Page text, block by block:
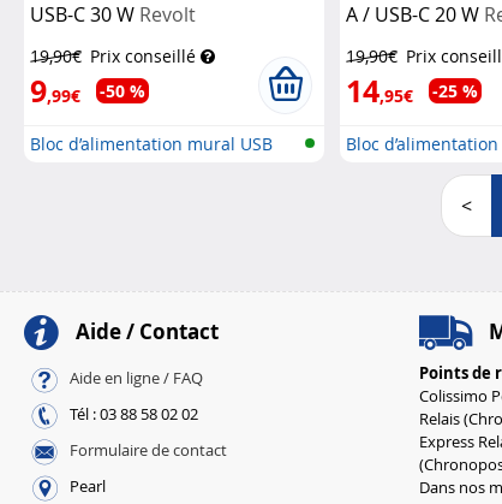
USB-C 30 W Revolt
19,90€ Prix conseillé
9,99€ -50 %
Bloc d’alimentation mural USB
A / USB-C 20 W
19,90€ Prix
14,95€ -25 %
Bloc
<
Aide / Contact
Aide en ligne / FAQ
Tél : 03 88 58 02 02
Formulaire de contact
Pearl
Points de
Colissimo
Relais
Express
Dans nos